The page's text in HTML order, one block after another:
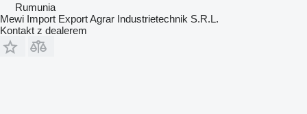
Rumunia
Mewi Import Export Agrar Industrietechnik S.R.L.
Kontakt z dealerem